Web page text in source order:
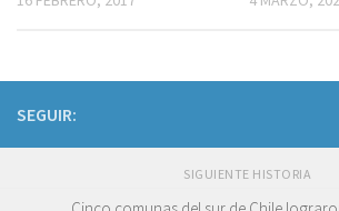
SEGUIR:
SIGUIENTE HISTORIA